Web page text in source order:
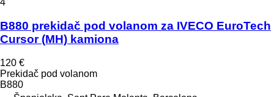
4
B880 prekidač pod volanom za IVECO EuroTech
Cursor (MH) kamiona
120 €
Prekidač pod volanom
B880